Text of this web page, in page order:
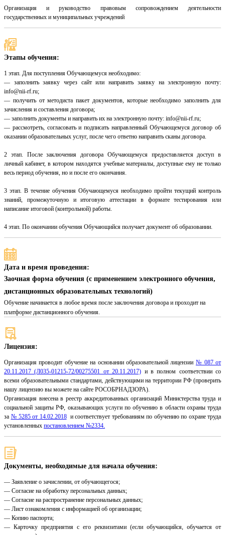
Организация и руководство правовым сопровождением деятельности
государственных и муниципальных учреждений
Этапы обучения:
1 этап. Для поступления Обучающемуся необходимо:
— заполнить заявку через сайт или направить заявку на электронную почту:
info@nii-rf.ru;
— получить от методиста пакет документов, которые необходимо заполнить для
зачисления и составления договора;
— заполнить документы и направить их на электронную почту: info@nii-rf.ru;
— рассмотреть, согласовать и подписать направленный Обучающемуся договор об
оказании образовательных услуг, после чего ответно направить сканы договора.
2 этап. После заключения договора Обучающемуся предоставляется доступ в
личный кабинет, в котором находятся учебные материалы, доступные ему не только
весь период обучения, но и после его окончания.
3 этап. В течение обучения Обучающемуся необходимо пройти текущий контроль
знаний, промежуточную и итоговую аттестации в формате тестирования или
написание итоговой (контрольной) работы.
4 этап. По окончании обучения Обучающийся получает документ об образовании.
Дата и время проведения:
Заочная форма обучения (с применением электронного обучения,
дистанционных образовательных технологий)
Обучение начинается в любое время после заключения договора и проходит на
платформе дистанционного обучения.
Лицензия:
Организация проводит обучение на основании образовательной лицензии № 087 от
20.11.2017 (Л035-01215-72/00275501 от 20.11.2017) и в полном соответствии со
всеми образовательными стандартами, действующими на территории РФ (проверить
нашу лицензию вы можете на сайте РОСОБРНАДЗОРА).
Организация внесена в реестр аккредитованных организаций Министерства труда и
социальной защиты РФ, оказывающих услуги по обучению в области охраны труда
за № 5285 от 14.02.2018и соответствует требованиям по обучению по охране труда
установленных постановлением №2334.
Документы, необходимые для начала обучения:
— Заявление о зачислении, от обучающегося;
— Согласие на обработку персональных данных;
— Согласие на распространение персональных данных;
— Лист ознакомления с информацией об организации;
— Копию паспорта;
— Карточку предприятия с его реквизитами (если обучающийся, обучается от